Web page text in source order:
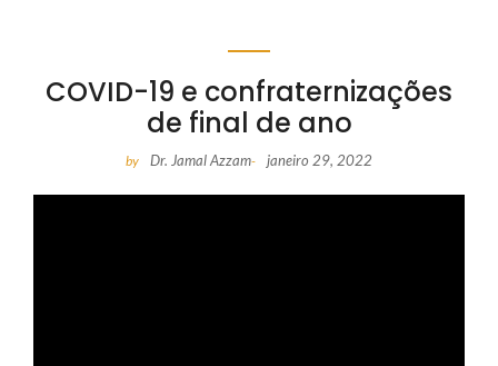
COVID-19 e confraternizações
de final de ano
by Dr. Jamal Azzam- janeiro 29, 2022